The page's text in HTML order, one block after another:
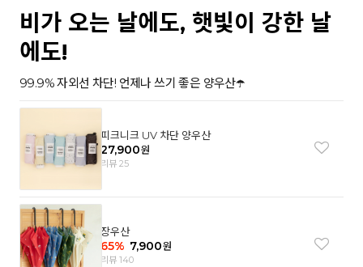
비가 오는 날에도, 햇빛이 강한 날
에도!
99.9% 자외선 차단! 언제나 쓰기 좋은 양우산☂️
피크니크 UV 차단 양우산
27,900원
리뷰 25
장우산
65% 7,900원
리뷰 140